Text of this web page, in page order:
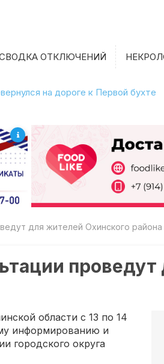
ОТКЛЮЧЕНИЙ
на дороге к Первой бухте
для жителей Охинского района
области с 13 по 14
информированию и
городского округа